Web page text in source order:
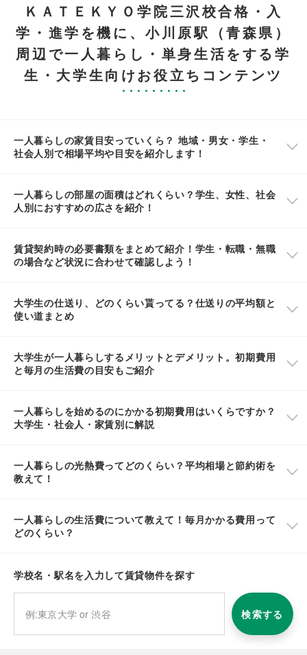
ＫＡＴＥＫＹＯ学院三沢校合格・入
学・進学を機に、小川原駅（青森県）
周辺で一人暮らし・単身生活をする学
生・大学生向けお役立ちコンテンツ
一人暮らしの家賃目安っていくら？ 地域・男女・学生・
社会人別で相場平均や目安を紹介します！
一人暮らしの部屋の面積はどれくらい？学生、女性、社会
人別におすすめの広さを紹介！
賃貸契約時の必要書類をまとめて紹介！学生・転職・無職
の場合など状況に合わせて確認しよう！
大学生の仕送り、どのくらい貰ってる？仕送りの平均額と
使い道まとめ
大学生が一人暮らしするメリットとデメリット。初期費用
と毎月の生活費の目安もご紹介
一人暮らしを始めるのにかかる初期費用はいくらですか？
大学生・社会人・家賃別に解説
一人暮らしの光熱費ってどのくらい？平均相場と節約術を
教えて！
一人暮らしの生活費について教えて！毎月かかる費用って
どのくらい？
学校名・駅名を入力して賃貸物件を探す
検索する